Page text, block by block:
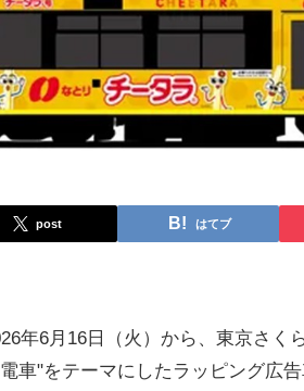
post はてブ
年6月16日（火）から、東京さく
車"をテーマにしたラッピング広